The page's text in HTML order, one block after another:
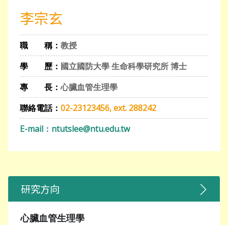
李宗玄
職 稱： 教授
學 歷： 國立國防大學 生命科學研究所 博士
專 長：心臟血管生理學
聯絡電話： 02-23123456, ext. 288242
E-mail： ntutslee@ntu.edu.tw
研究方向
心臟血管生理學